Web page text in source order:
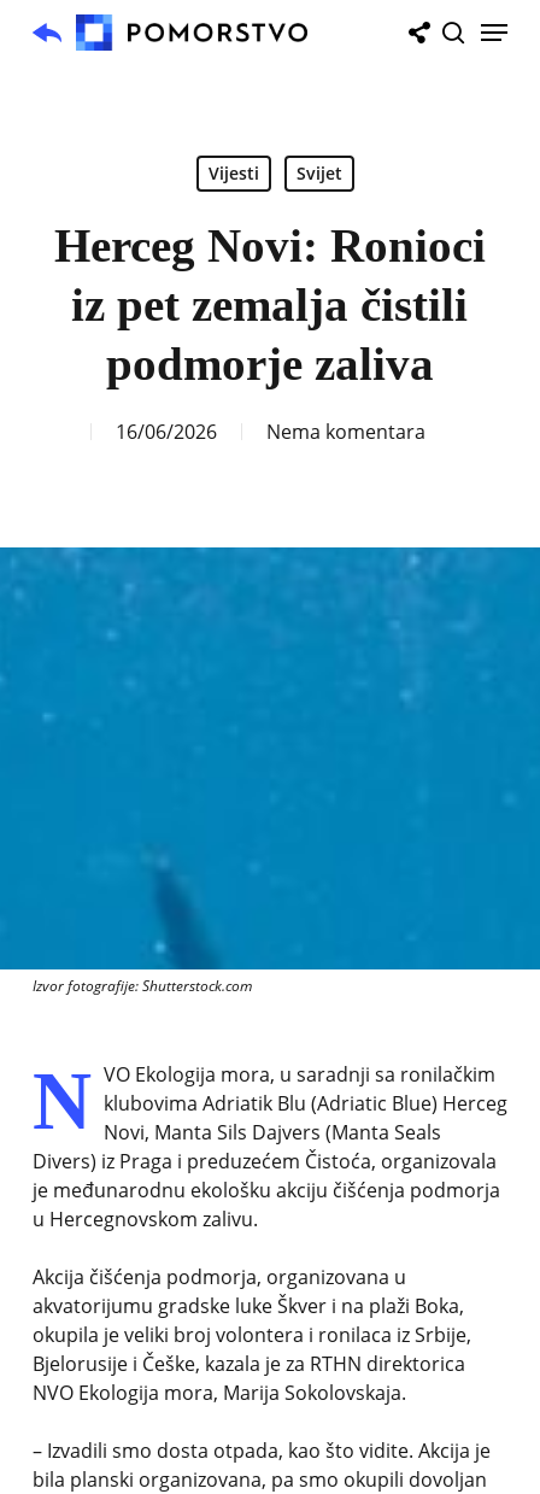
Menu
Vijesti Svijet
Herceg Novi: Ronioci
iz pet zemalja čistili
podmorje zaliva
16/06/2026 Nema komentara
Izvor fotografije: Shutterstock.com
N VO Ekologija mora, u saradnji sa ronilačkim
klubovima Adriatik Blu (Adriatic Blue) Herceg
Novi, Manta Sils Dajvers (Manta Seals
Divers) iz Praga i preduzećem Čistoća, organizovala
je međunarodnu ekološku akciju čišćenja podmorja
u Hercegnovskom zalivu.
Akcija čišćenja podmorja, organizovana u
akvatorijumu gradske luke Škver i na plaži Boka,
okupila je veliki broj volontera i ronilaca iz Srbije,
Bjelorusije i Češke, kazala je za RTHN direktorica
NVO Ekologija mora, Marija Sokolovskaja.
– Izvadili smo dosta otpada, kao što vidite. Akcija je
bila planski organizovana, pa smo okupili dovoljan